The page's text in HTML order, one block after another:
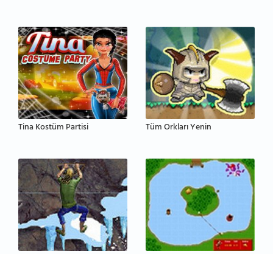
Tina Kostüm Partisi Tüm Orkları Yenin